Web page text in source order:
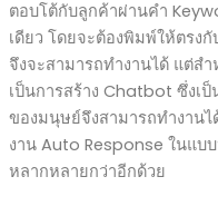
ตอบโต้กับลูกค้าผ่านคำ
เดียว โดยจะต้องพิมพ์ให้ตรง
จึงจะสามารถทำงานได้ แต่ส
เป็นการสร้าง Chatbot ซึ่งเ
ของมนุษย์จึงสามารถทำงาน
งาน Auto Response ในแบ
หลากหลายกว่าอีกด้วย